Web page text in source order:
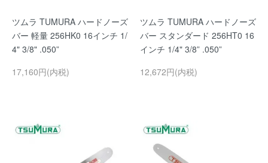
ツムラ TUMURA ハードノーズ
バー 軽量 256HK0 16インチ 1/
4" 3/8" .050”
17,160円(内税)
ツムラ TUMURA ハードノーズ
バー スタンダード 256HT0 16
インチ 1/4" 3/8” .050”
12,672円(内税)